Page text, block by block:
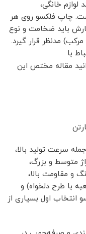
خانگی،
چاپ فلکسو روی هر
باید ضخامت و نوع
مدنظر قرار گیرد.
با
مقاله مختص این
سرعت تولید بالا،
متوسط و بزرگ،
و مقاومت بالا،
با طرح دلخواه) و
اول بسیاری از